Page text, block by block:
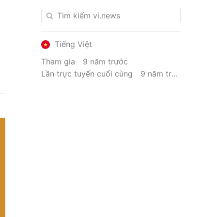
Tiếng Việt
Tham gia
9 năm trước
Lần trực tuyến cuối cùng
9 năm trước